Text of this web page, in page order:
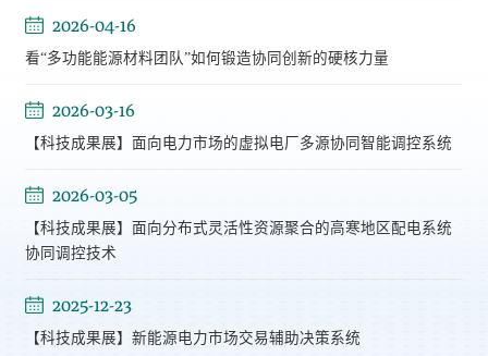
2026-04-16
看“多功能能源材料团队”如何锻造协同创新的硬核力量
2026-03-16
【科技成果展】面向电力市场的虚拟电厂多源协同智能调控系统
2026-03-05
【科技成果展】面向分布式灵活性资源聚合的高寒地区配电系统
协同调控技术
2025-12-23
【科技成果展】新能源电力市场交易辅助决策系统